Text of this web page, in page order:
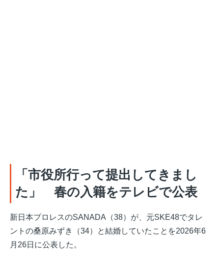
「市役所行って提出してきまし
た」 春の入籍をテレビで公表
新日本プロレスのSANADA（38）が、元SKE48でタレ
ントの桑原みずき（34）と結婚していたことを2026年6
月26日に公表した。